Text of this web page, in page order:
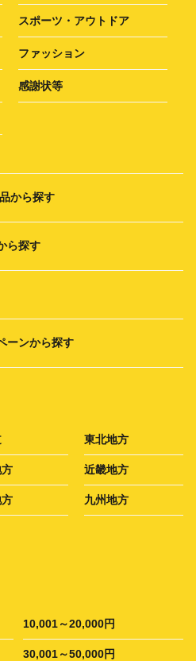
スポーツ・アウトドア
ファッション
感謝状等
から探す
ら探す
ーンから探す
東北地方
近畿地方
方 九州地方
10,001～20,000円
30,001～50,000円